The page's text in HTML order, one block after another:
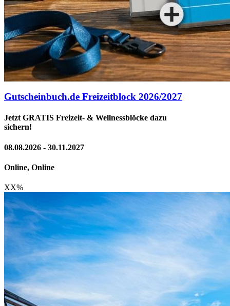
Gutscheinbuch.de Freizeitblock 2026/2027
Jetzt GRATIS Freizeit- & Wellnessblöcke dazu
sichern!
08.08.2026 - 30.11.2027
Online, Online
XX%